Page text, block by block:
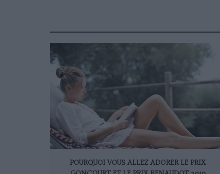
POURQUOI VOUS ALLEZ ADORER LE PRIX